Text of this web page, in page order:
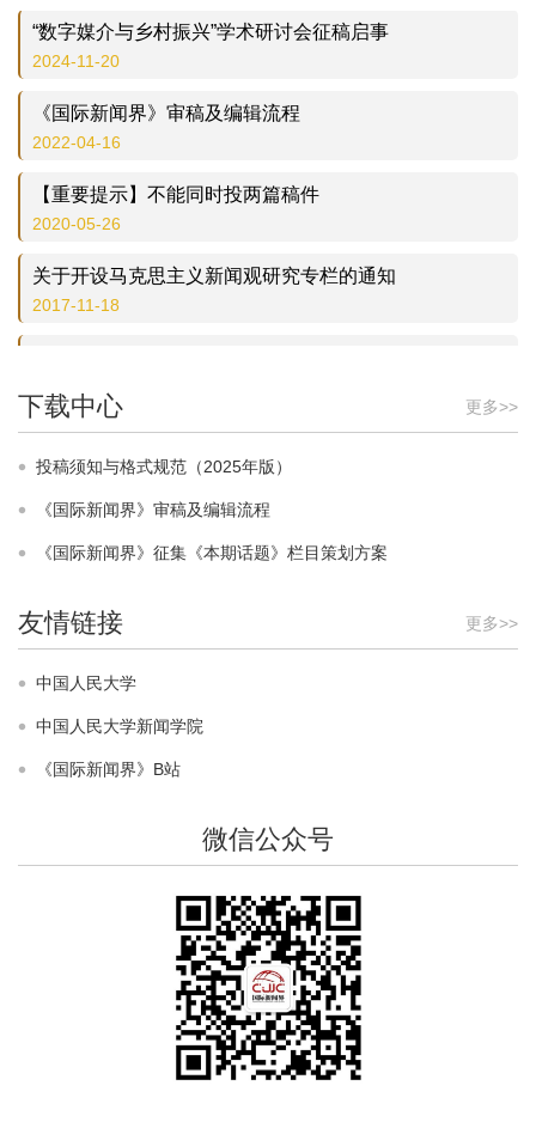
“数字媒介与乡村振兴”学术研讨会征稿启事
2024-11-20
《国际新闻界》审稿及编辑流程
2022-04-16
【重要提示】不能同时投两篇稿件
2020-05-26
关于开设马克思主义新闻观研究专栏的通知
2017-11-18
【重要提示】本刊研究论文的中文字数原则上不超过1.5
万字
《国际新闻界》被评为本学科权威期刊
【本期话题】“品牌传播的理论创新与实践研究”征稿公告
2014-02-27
间2013年9月1日）
【本期话题】“当代中国新闻观念的变迁与走向”征稿公告
【本期话题】“当代中外新闻理论研究的新进展”征稿公告
（截稿时间2014年9月1日）
【本期话题】“媒体经营管理者与媒介表现”征稿公告（截
下载中心 更多>>
投稿须知与格式规范（2025年版）
《国际新闻界》审稿及编辑流程
《国际新闻界》征集《本期话题》栏目策划方案
友情链接 更多>>
中国人民大学
中国人民大学新闻学院
《国际新闻界》B站
微信公众号